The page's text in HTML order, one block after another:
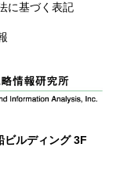
に基づく表記
ビルディング 3F